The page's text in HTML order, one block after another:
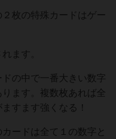
枚の特殊カードはゲー
ます。
の中で一番大きい数字
ます。複数枚あれば全
すます強くなる！
ードは全て１の数字と